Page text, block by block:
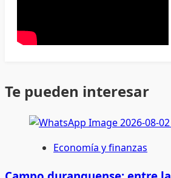
Te pueden interesar
Economía y finanzas